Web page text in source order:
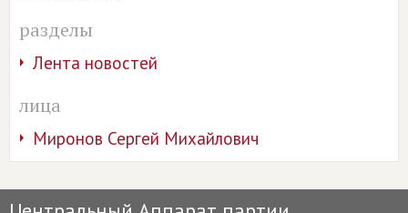
разделы
Лента новостей
лица
Миронов Сергей Михайлович